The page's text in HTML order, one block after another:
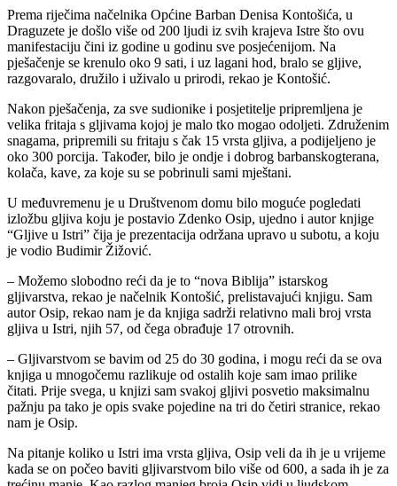
Prema riječima načelnika Općine Barban Denisa Kontošića, u
Draguzete je došlo više od 200 ljudi iz svih krajeva Istre što ovu
manifestaciju čini iz godine u godinu sve posjećenijom. Na
pješačenje se krenulo oko 9 sati, i uz lagani hod, bralo se gljive,
razgovaralo, družilo i uživalo u prirodi, rekao je Kontošić.
Nakon pješačenja, za sve sudionike i posjetitelje pripremljena je
velika fritaja s gljivama kojoj je malo tko mogao odoljeti. Združenim
snagama, pripremili su fritaju s čak 15 vrsta gljiva, a podijeljeno je
oko 300 porcija. Također, bilo je ondje i dobrog barbanskogterana,
kolača, kave, za koje su se pobrinuli sami mještani.
U međuvremenu je u Društvenom domu bilo moguće pogledati
izložbu gljiva koju je postavio Zdenko Osip, ujedno i autor knjige
“Gljive u Istri” čija je prezentacija održana upravo u subotu, a koju
je vodio Budimir Žižović.
– Možemo slobodno reći da je to “nova Biblija” istarskog
gljivarstva, rekao je načelnik Kontošić, prelistavajući knjigu. Sam
autor Osip, rekao nam je da knjiga sadrži relativno mali broj vrsta
gljiva u Istri, njih 57, od čega obrađuje 17 otrovnih.
– Gljivarstvom se bavim od 25 do 30 godina, i mogu reći da se ova
knjiga u mnogočemu razlikuje od ostalih koje sam imao prilike
čitati. Prije svega, u knjizi sam svakoj gljivi posvetio maksimalnu
pažnju pa tako je opis svake pojedine na tri do četiri stranice, rekao
nam je Osip.
Na pitanje koliko u Istri ima vrsta gljiva, Osip veli da ih je u vrijeme
kada se on počeo baviti gljivarstvom bilo više od 600, a sada ih je za